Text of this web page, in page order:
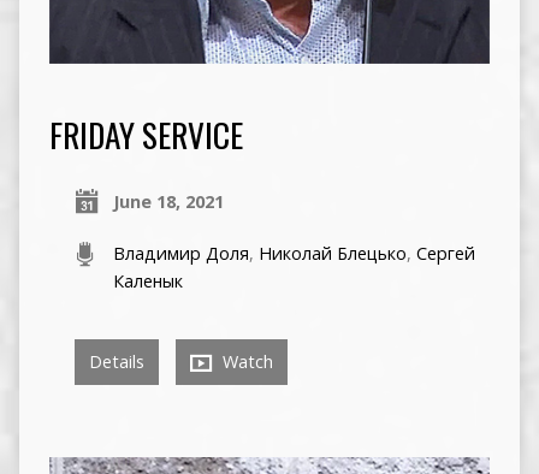
FRIDAY SERVICE
June 18, 2021
Владимир Доля, Николай Блецько,Сергей
Каленык
Details Watch